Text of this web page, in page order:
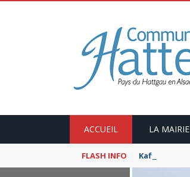
ACCUEIL LA MAIRIE
FLASH INFO